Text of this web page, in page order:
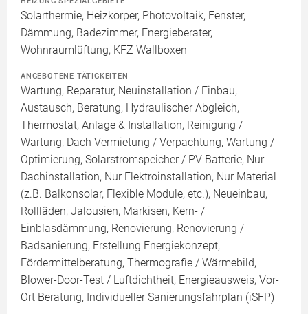
Solarthermie, Heizkörper, Photovoltaik, Fenster,
Dämmung, Badezimmer, Energieberater,
Wohnraumlüftung, KFZ Wallboxen
ANGEBOTENE TÄTIGKEITEN
Wartung, Reparatur, Neuinstallation / Einbau,
Austausch, Beratung, Hydraulischer Abgleich,
Thermostat, Anlage & Installation, Reinigung /
Wartung, Dach Vermietung / Verpachtung, Wartung /
Optimierung, Solarstromspeicher / PV Batterie, Nur
Dachinstallation, Nur Elektroinstallation, Nur Material
(z.B. Balkonsolar, Flexible Module, etc.), Neueinbau,
Rollläden, Jalousien, Markisen, Kern- /
Einblasdämmung, Renovierung, Renovierung /
Badsanierung, Erstellung Energiekonzept,
Fördermittelberatung, Thermografie / Wärmebild,
Blower-Door-Test / Luftdichtheit, Energieausweis, Vor-
Ort Beratung, Individueller Sanierungsfahrplan (iSFP)